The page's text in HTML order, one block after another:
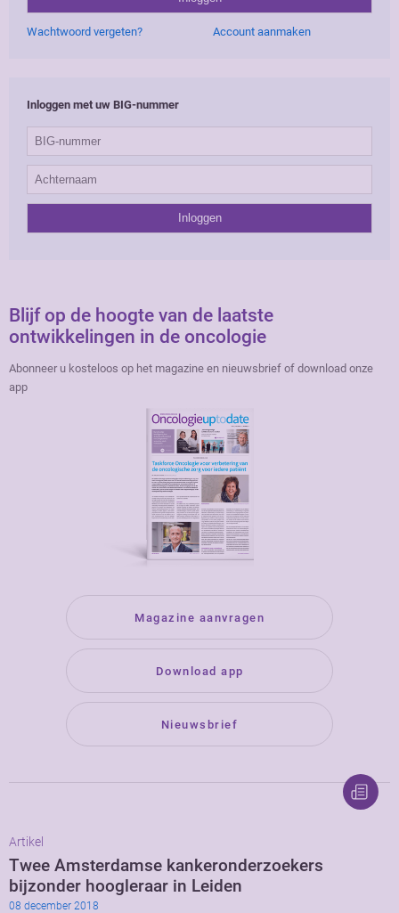
Wachtwoord vergeten? Account aanmaken
Inloggen met uw BIG-nummer
Blijf op de hoogte van de laatste
ontwikkelingen in de oncologie
Abonneer u kosteloos op het magazine en nieuwsbrief of download onze
app
Magazine aanvragen
Download app
Nieuwsbrief
Artikel
Twee Amsterdamse kankeronderzoekers
bijzonder hoogleraar in Leiden
08 december 2018